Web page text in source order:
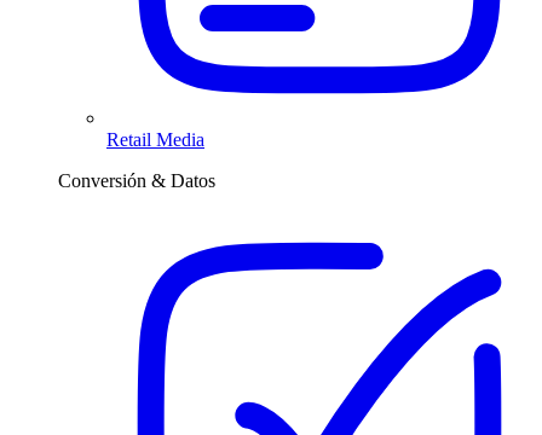
Retail Media
Conversión & Datos